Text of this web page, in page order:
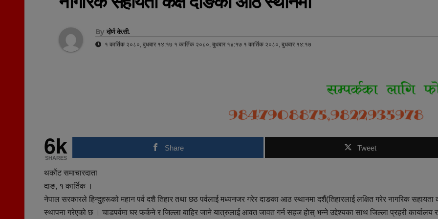
By दोर्ण के.सी.
१ कार्तिक २०८०, बुधबार १४:१७ १ कार्तिक २०८०, बुधबार १४:१७ १ कार्तिक २०८०, बुधबार १४:१७
6k
SHARES
Share Tweet
थर्कोट समाचारदाता
दाङ, १ कार्तिक ।
नेपाल सरकारले हिन्दुहरूको महान पर्व दशै तिहार तथा छठ पर्वलाई मध्यनजर गरेर दाङका आठ स्थानमा दशैं(तिहारलाई लक्षित गरेर नागरिक सहायता
स्थापना गरेएको छ । चाडपर्वमा घर फर्कने र जिल्ला बाहिर जाने यात्रुलाई आवत जावत गर्न सहज होस् भन्ने उद्देश्यका साथ जिल्ला प्रहरी कार्यालय र